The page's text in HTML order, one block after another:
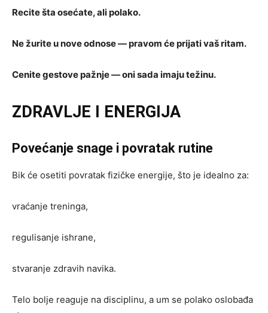
Recite šta osećate, ali polako.
Ne žurite u nove odnose — pravom će prijati vaš ritam.
Cenite gestove pažnje — oni sada imaju težinu.
ZDRAVLJE I ENERGIJA
Povećanje snage i povratak rutine
Bik će osetiti povratak fizičke energije, što je idealno za:
vraćanje treninga,
regulisanje ishrane,
stvaranje zdravih navika.
Telo bolje reaguje na disciplinu, a um se polako oslobađa